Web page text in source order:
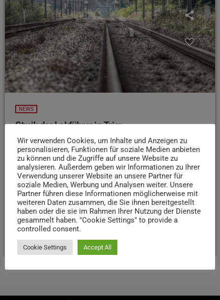
NEWS
Streik der Lokführer in Trier
Aufgrund des Streiks der Lokführergewerkschaft GDL
kommt es ab heute auch in der Region Trier zu
Einschränkungen im Bahnverkehr. Gestreikt werden soll
bis morgen um 13 Uhr. Die Deutsche Bahn bietet in der
Zwischenzeit ein Grundangebot an, das unter anderem
über die Fahrplanauskunft auf bahn.de abrufbar ist. Die
Gewerkschaft fordert mehr Gehalt und bessere
Arbeitszeiten.
Wir verwenden Cookies, um Inhalte und Anzeigen zu
personalisieren, Funktionen für soziale Medien anbieten
zu können und die Zugriffe auf unsere Website zu
analysieren. Außerdem geben wir Informationen zu Ihrer
Verwendung unserer Website an unsere Partner für
soziale Medien, Werbung und Analysen weiter. Unsere
Partner führen diese Informationen möglicherweise mit
weiteren Daten zusammen, die Sie ihnen bereitgestellt
haben oder die sie im Rahmen Ihrer Nutzung der Dienste
gesammelt haben. "Cookie Settings" to provide a
controlled consent.
Cookie Settings Accept All